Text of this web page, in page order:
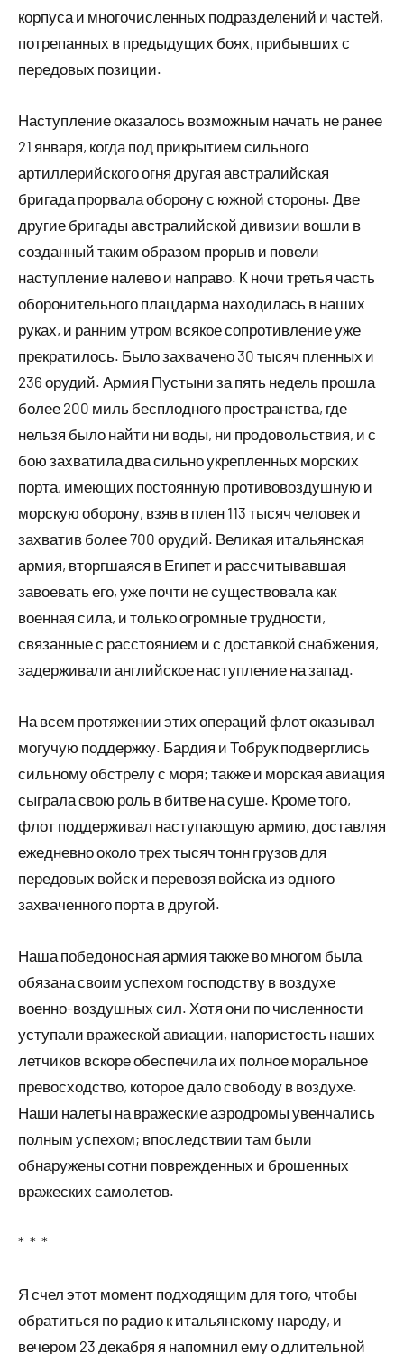
корпуса и многочисленных подразделений и частей,
потрепанных в предыдущих боях, прибывших с
передовых позиции.
Наступление оказалось возможным начать не ранее
21 января, когда под прикрытием сильного
артиллерийского огня другая австралийская
бригада прорвала оборону с южной стороны. Две
другие бригады австралийской дивизии вошли в
созданный таким образом прорыв и повели
наступление налево и направо. К ночи третья часть
оборонительного плацдарма находилась в наших
руках, и ранним утром всякое сопротивление уже
прекратилось. Было захвачено 30 тысяч пленных и
236 орудий. Армия Пустыни за пять недель прошла
более 200 миль бесплодного пространства, где
нельзя было найти ни воды, ни продовольствия, и с
бою захватила два сильно укрепленных морских
порта, имеющих постоянную противовоздушную и
морскую оборону, взяв в плен 113 тысяч человек и
захватив более 700 орудий. Великая итальянская
армия, вторгшаяся в Египет и рассчитывавшая
завоевать его, уже почти не существовала как
военная сила, и только огромные трудности,
связанные с расстоянием и с доставкой снабжения,
задерживали английское наступление на запад.
На всем протяжении этих операций флот оказывал
могучую поддержку. Бардия и Тобрук подверглись
сильному обстрелу с моря; также и морская авиация
сыграла свою роль в битве на суше. Кроме того,
флот поддерживал наступающую армию, доставляя
ежедневно около трех тысяч тонн грузов для
передовых войск и перевозя войска из одного
захваченного порта в другой.
Наша победоносная армия также во многом была
обязана своим успехом господству в воздухе
военно-воздушных сил. Хотя они по численности
уступали вражеской авиации, напористость наших
летчиков вскоре обеспечила их полное моральное
превосходство, которое дало свободу в воздухе.
Наши налеты на вражеские аэродромы увенчались
полным успехом; впоследствии там были
обнаружены сотни поврежденных и брошенных
вражеских самолетов.
* * *
Я счел этот момент подходящим для того, чтобы
обратиться по радио к итальянскому народу, и
вечером 23 декабря я напомнил ему о длительной